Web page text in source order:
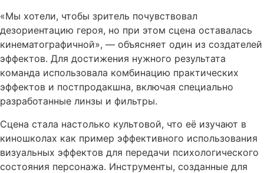
«Мы хотели, чтобы зритель почувствовал
дезориентацию героя, но при этом сцена оставалась
кинематографичной», — объясняет один из создателей
эффектов. Для достижения нужного результата
команда использовала комбинацию практических
эффектов и постпродакшна, включая специально
разработанные линзы и фильтры.
Сцена стала настолько культовой, что её изучают в
киношколах как пример эффективного использования
визуальных эффектов для передачи психологического
состояния персонажа. Инструменты, созданные для